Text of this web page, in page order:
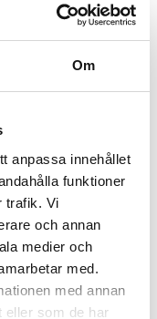
Om
anpassa innehållet
funktioner
trafik. Vi
och annan
medier och
med.
med annan
eller som de har
i
som tusentals
detta också?